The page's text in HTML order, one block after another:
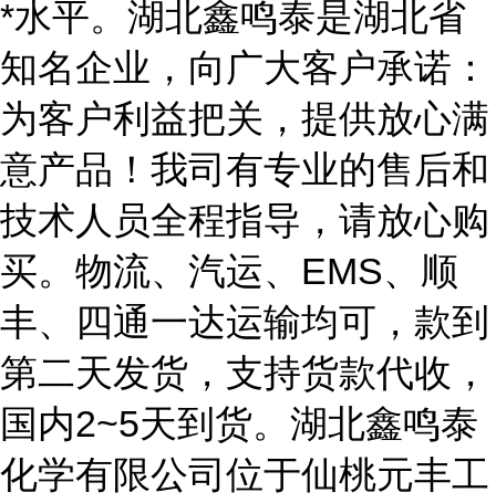
*水平。湖北鑫鸣泰是湖北省
知名企业，向广大客户承诺：
为客户利益把关，提供放心满
意产品！我司有专业的售后和
技术人员全程指导，请放心购
买。物流、汽运、EMS、顺
丰、四通一达运输均可，款到
第二天发货，支持货款代收，
国内2~5天到货。湖北鑫鸣泰
化学有限公司位于仙桃元丰工